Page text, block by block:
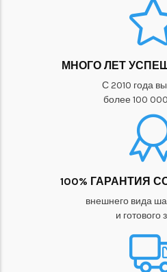
МНОГО ЛЕТ
С 2010 года
более 100
100% ГАРАНТИЯ
внешнего вида
и готового